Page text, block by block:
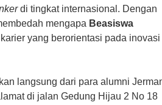
di tingkat internasional. Dengan
mengapa Beasiswa
yang berorientasi pada inovasi
langsung dari para alumni
di jalan Gedung Hijau 2 No 18